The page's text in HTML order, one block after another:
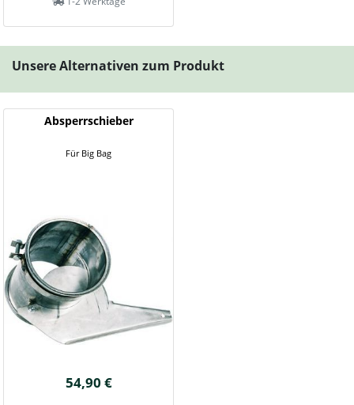
Unsere Alternativen zum Produkt
Absperrschieber
Für Big Bag
54,90 €